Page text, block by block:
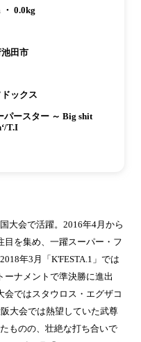
・ 0.0kg
田市
ックス
パースター ～ Big shit
T.I
大会で活躍。2016年4月から
目を集め、一躍スーパー・フ
年3月「K'FESTA.1」では
ーナメントで準決勝に進出
会ではスタウロス・エグザコ
大会では熱望していた武尊
ものの、壮絶な打ち合いで